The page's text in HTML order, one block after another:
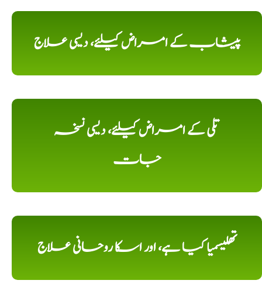
پیشاب کے امراض کیلئے، دیسی علاج
تلی کے امراض کیلئے، دیسی نسخہ
جات
تھلیسمیا کیا ہے، اور اسکا روحانی علاج